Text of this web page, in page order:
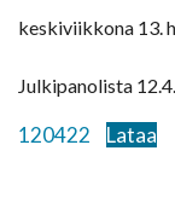
keskiviikkona 13.
Julkipanolista
120422 Lataa